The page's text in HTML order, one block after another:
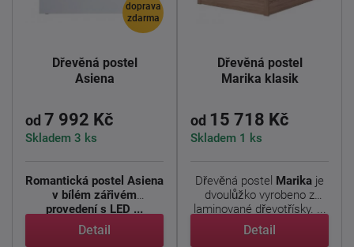
doprava
zdarma
Dřevěná postel
Asiena
od 7 992 Kč
Skladem 3 ks
Romantická postel Asiena
v bílém zářivém
provedení s LED ...
Detail
Dřevěná postel
Marika klasik
od 15 718 Kč
Skladem 1 ks
Dřevěná postel Marika je
dvoulůžko vyrobeno z
laminované dřevotřísky. ...
Detail